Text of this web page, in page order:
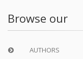
Browse our
AUTHORS